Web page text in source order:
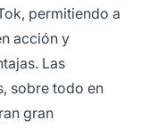
permitiendo a
acción y
Las
sobre todo en
gran